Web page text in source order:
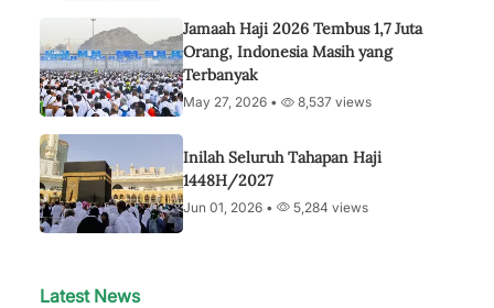
Jamaah Haji 2026 Tembus 1,7 Juta
Orang, Indonesia Masih yang
Terbanyak
May 27, 2026 • 8,537 views
Inilah Seluruh Tahapan Haji
1448H/2027
Jun 01, 2026 • 5,284 views
Latest News